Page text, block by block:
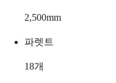
2,500mm
파렛트
18개